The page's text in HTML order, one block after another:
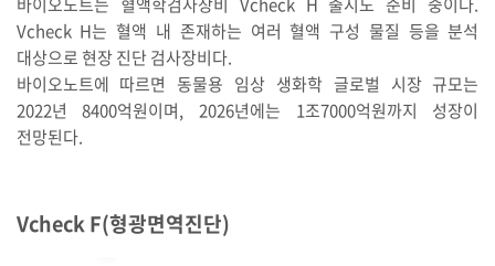
Vcheck H는 혈액 내 존재하는 여러 혈액 구성 물질 등을 분석
대상으로 현장 진단 검사장비다.
바이오노트에 따르면 동물용 임상 생화학 글로벌 시장 규모는
2022년 8400억원이며, 2026년에는 1조7000억원까지 성장이
전망된다.
Vcheck F(형광면역진단)